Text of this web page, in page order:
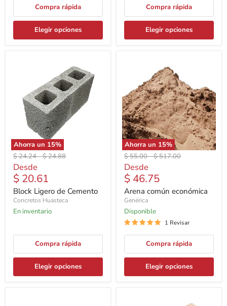
Compra rápida
Elegir opciones
Compra rápida
Elegir opciones
Ahorra un 15%
Precio
original
$ 24.24-Precio
$ 24.88
Desde
$ 20.61
Block Ligero de Cemento
Concretos Huasteca
En inventario
Compra rápida
Elegir opciones
Ahorra un 15%
Precio
original
$ 55.00-Precio
$ 517.00
Desde
$ 46.75
Arena común económica
Genérica
Disponible
1 Revisar
Compra rápida
Elegir opciones